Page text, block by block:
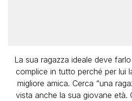
La sua ragazza ideale deve
complice in tutto perché per lui
migliore amica. Cerca “una
vista anche la sua giovane età.